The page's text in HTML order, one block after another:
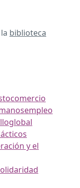
biblioteca
comercio
empleo
global
y el